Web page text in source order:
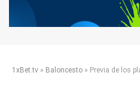
1xBet.tv » Baloncesto » Previa de los playoffs de la